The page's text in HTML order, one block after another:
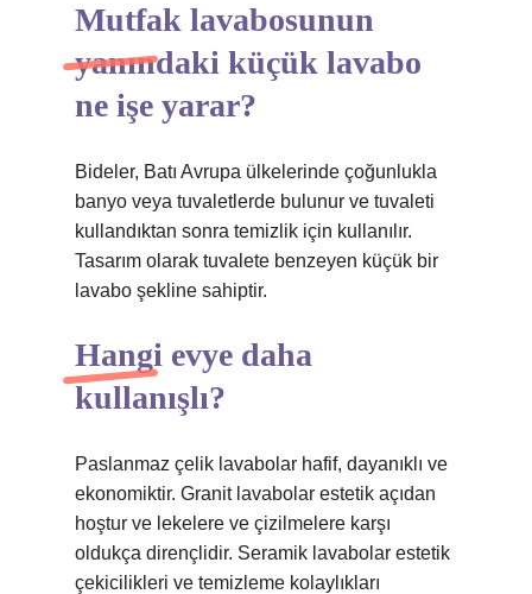
Mutfak lavabosunun
yanındaki küçük lavabo
ne işe yarar?
Bideler, Batı Avrupa ülkelerinde çoğunlukla
banyo veya tuvaletlerde bulunur ve tuvaleti
kullandıktan sonra temizlik için kullanılır.
Tasarım olarak tuvalete benzeyen küçük bir
lavabo şekline sahiptir.
Hangi evye daha
kullanışlı?
Paslanmaz çelik lavabolar hafif, dayanıklı ve
ekonomiktir. Granit lavabolar estetik açıdan
hoştur ve lekelere ve çizilmelere karşı
oldukça dirençlidir. Seramik lavabolar estetik
çekicilikleri ve temizleme kolaylıkları